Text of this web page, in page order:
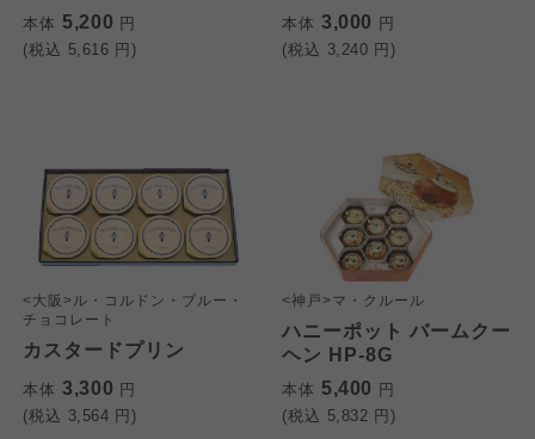
本体 5,200 円
(税込 5,616 円)
本体 3,000 円
(税込 3,240 円)
<大阪>ル・コルドン・ブルー・
チョコレート
カスタードプリン
本体 3,300 円
(税込 3,564 円)
<神戸>マ・クルール
ハニーポット バームクー
ヘン HP-8G
本体 5,400 円
(税込 5,832 円)